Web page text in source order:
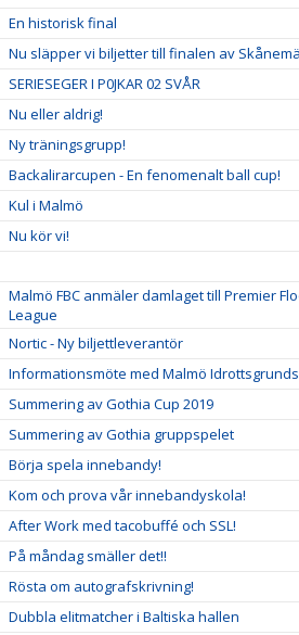
En historisk final
Nu släpper vi biljetter till finalen av
SERIESEGER I P0JKAR 02 SVÅR
Nu eller aldrig!
Ny träningsgrupp!
Backalirarcupen - En fenomenalt ball cup!
Kul i Malmö
Nu kör vi!
Malmö FBC anmäler damlaget till Premier
League
Nortic - Ny biljettleverantör
Informationsmöte med Malmö
Summering av Gothia Cup 2019
Summering av Gothia gruppspelet
Börja spela innebandy!
Kom och prova vår innebandyskola!
After Work med tacobuffé och SSL!
På måndag smäller det!!
Rösta om autografskrivning!
Dubbla elitmatcher i Baltiska hallen